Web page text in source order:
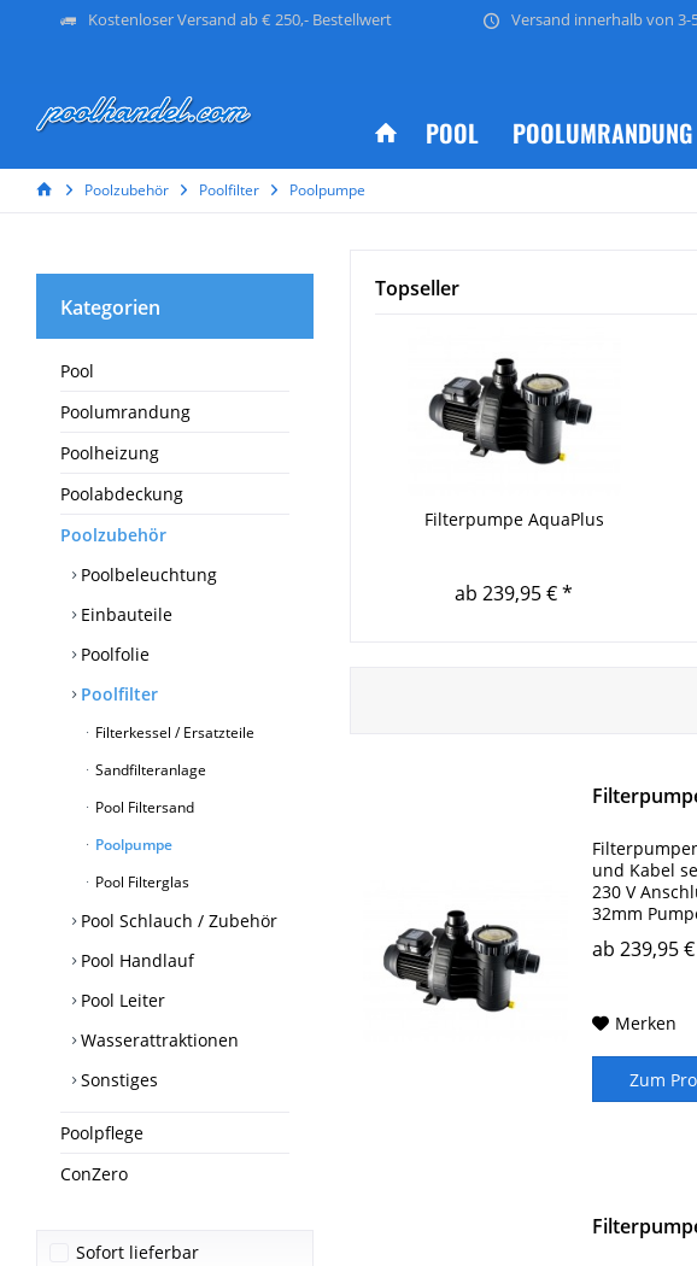
Kostenloser Versand ab € 250,- Bestellwert Versand innerhalb von 3-
POOL POOLUMRANDUNG
Poolzubehör Poolfilter Poolpumpe
Kategorien
Pool
Poolumrandung
Poolheizung
Poolabdeckung
Poolzubehör
Poolbeleuchtung
Einbauteile
Poolfolie
Poolfilter
Filterkessel / Ersatzteile
Sandfilteranlage
Pool Filtersand
Poolpumpe
Pool Filterglas
Pool Schlauch / Zubehör
Pool Handlauf
Pool Leiter
Wasserattraktionen
Sonstiges
Poolpflege
ConZero
Sofort lieferbar
Topseller
Filterpumpe AquaPlus
ab 239,95 € *
und Kabel
230 V
32mm
max.
Aquaplus 6
ab 239,95
Merken
Zum